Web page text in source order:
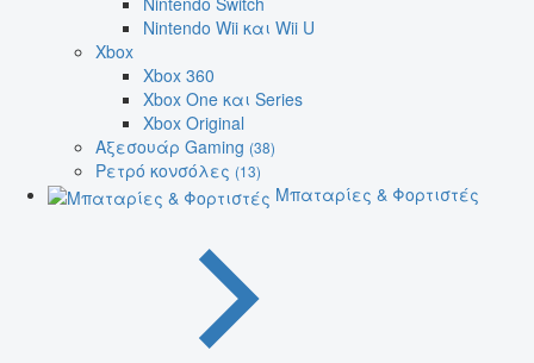
Nintendo Wii και Wii U
Xbox
Xbox 360
Xbox One και Series
Xbox Original
Αξεσουάρ Gaming (38)
Ρετρό κονσόλες (13)
Μπαταρίες & Φορτιστές